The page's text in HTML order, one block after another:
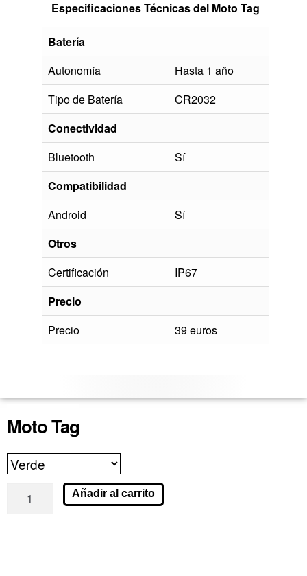
Especificaciones Técnicas del Moto Tag
Batería
Autonomía
Hasta 1 año
Tipo de Batería
CR2032
Conectividad
Bluetooth
Sí
Compatibilidad
Android
Sí
Otros
Certificación
IP67
Precio
Precio
39 euros
Moto Tag
Añadir al carrito